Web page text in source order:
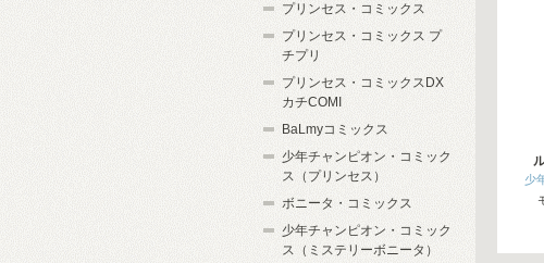
少
プリンセス・コミックス
プリンセス・コミックス プ
チプリ
プリンセス・コミックスDX
カチCOMI
BaLmyコミックス
少年チャンピオン・コミック
ス（プリンセス）
ボニータ・コミックス
少年チャンピオン・コミック
ス（ミステリーボニータ）